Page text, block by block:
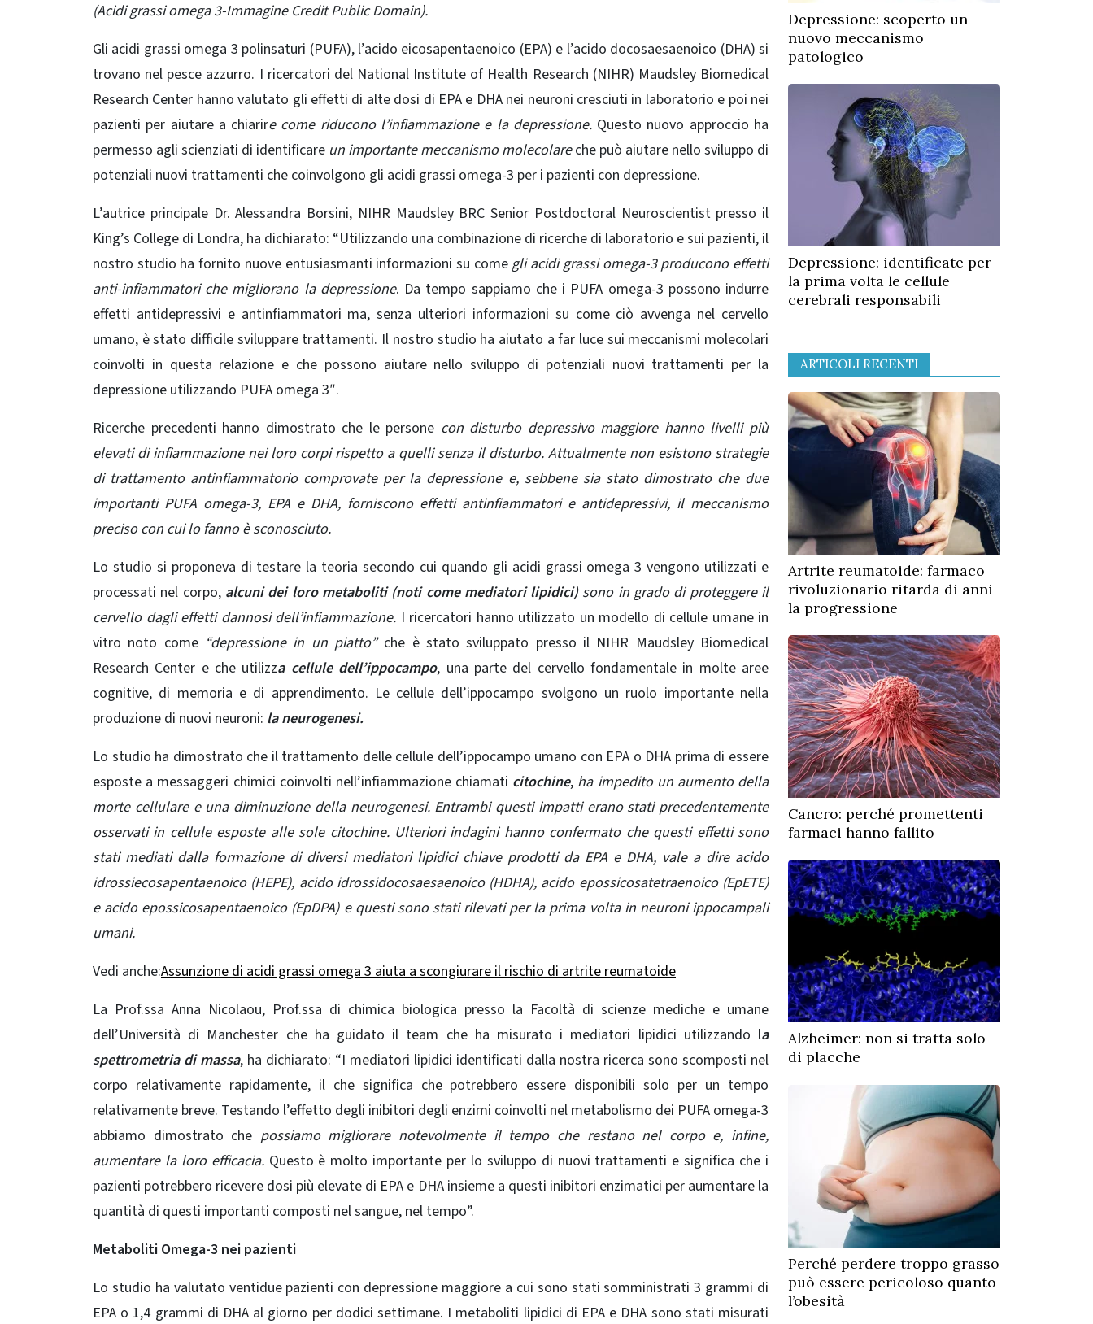
(Acidi grassi omega 3-Immagine Credit Public Domain).
Gli acidi grassi omega 3 polinsaturi (PUFA), l’acido eicosapentaenoico (EPA) e l’acido docosaesaenoico (DHA) si
trovano nel pesce azzurro. I ricercatori del National Institute of Health Research (NIHR) Maudsley Biomedical
Research Center hanno valutato gli effetti di alte dosi di EPA e DHA nei neuroni cresciuti in laboratorio e poi nei
pazienti per aiutare a chiarire come riducono l’infiammazione e la depressione.Questo nuovo approccio ha
permesso agli scienziati di identificare un importante meccanismo molecolareche può aiutare nello sviluppo di
potenziali nuovi trattamenti che coinvolgono gli acidi grassi omega-3 per i pazienti con depressione.
L’autrice principale Dr. Alessandra Borsini, NIHR Maudsley BRC Senior Postdoctoral Neuroscientist presso il
King’s College di Londra, ha dichiarato: “Utilizzando una combinazione di ricerche di laboratorio e sui pazienti, il
nostro studio ha fornito nuove entusiasmanti informazioni su comegli acidi grassi omega-3producono effetti
anti-infiammatori che migliorano la depressione. Da tempo sappiamo che i PUFA omega-3 possono indurre
effetti antidepressivi e antinfiammatori ma, senza ulteriori informazioni su come ciò avvenga nel cervello
umano, è stato difficile sviluppare trattamenti. Il nostro studio ha aiutato a far luce sui meccanismi molecolari
coinvolti in questa relazione e che possono aiutare nello sviluppo di potenziali nuovi trattamenti per la
depressione utilizzando PUFA omega 3″.
Ricerche precedenti hanno dimostrato che le persone con disturbo depressivo maggiore hanno livelli più
elevati di infiammazione nei loro corpi rispetto a quelli senza il disturbo. Attualmente non esistono strategie
di trattamento antinfiammatorio comprovate per la depressione e, sebbene sia stato dimostrato che due
importanti PUFA omega-3, EPA e DHA, forniscono effetti antinfiammatori e antidepressivi, il meccanismo
preciso con cui lo fanno è sconosciuto.
Lo studio si proponeva di testare la teoria secondo cui quando gli acidi grassi omega 3 vengono utilizzati e
processati nel corpo, alcuni dei loro metaboliti (noti come mediatori lipidici)sono in grado di proteggere il
cervello dagli effetti dannosi dell’infiammazione. I ricercatori hanno utilizzato un modello di cellule umane in
vitro noto come“depressione in un piatto”che è stato sviluppato presso il NIHR Maudsley Biomedical
Research Center e che utilizza cellule dell’ippocampo, una parte del cervello fondamentale in molte aree
cognitive, di memoria e di apprendimento. Le cellule dell’ippocampo svolgono un ruolo importante nella
produzione di nuovi neuroni: la neurogenesi.
Lo studio ha dimostrato che il trattamento delle cellule dell’ippocampo umano con EPA o DHA prima di essere
esposte a messaggeri chimici coinvolti nell’infiammazione chiamati citochine, ha impedito un aumento della
morte cellulare e una diminuzione della neurogenesi. Entrambi questi impatti erano stati precedentemente
osservati in cellule esposte alle sole citochine. Ulteriori indagini hanno confermato che questi effetti sono
stati mediati dalla formazione di diversi mediatori lipidici chiave prodotti da EPA e DHA, vale a dire acido
idrossiecosapentaenoico (HEPE), acido idrossidocosaesaenoico (HDHA), acido epossicosatetraenoico (EpETE)
e acido epossicosapentaenoico (EpDPA) e questi sono stati rilevati per la prima volta in neuroni ippocampali
umani.
Vedi anche:Assunzione di acidi grassi omega 3 aiuta a scongiurare il rischio di artrite reumatoide
La Prof.ssa Anna Nicolaou, Prof.ssa di chimica biologica presso la Facoltà di scienze mediche e umane
dell’Università di Manchester che ha guidato il team che ha misurato i mediatori lipidici utilizzando la
spettrometria di massa, ha dichiarato: “I mediatori lipidici identificati dalla nostra ricerca sono scomposti nel
corpo relativamente rapidamente, il che significa che potrebbero essere disponibili solo per un tempo
relativamente breve. Testando l’effetto degli inibitori degli enzimi coinvolti nel metabolismo dei PUFA omega-3
abbiamo dimostrato che possiamo migliorare notevolmente il tempo che restano nel corpo e, infine,
aumentare la loro efficacia.Questo è molto importante per lo sviluppo di nuovi trattamenti e significa che i
pazienti potrebbero ricevere dosi più elevate di EPA e DHA insieme a questi inibitori enzimatici per aumentare la
quantità di questi importanti composti nel sangue, nel tempo”.
Metaboliti Omega-3 nei pazienti
Lo studio ha valutato ventidue pazienti con depressione maggiore a cui sono stati somministrati 3 grammi di
EPA o 1,4 grammi di DHA al giorno per dodici settimane. I metaboliti lipidici di EPA e DHA sono stati misurati
Depressione: scoperto un
nuovo meccanismo
patologico
Depressione: identificate per
la prima volta le cellule
cerebrali responsabili
ARTICOLI RECENTI
Artrite reumatoide: farmaco
rivoluzionario ritarda di anni
la progressione
Cancro: perché promettenti
farmaci hanno fallito
Alzheimer: non si tratta solo
di placche
Perché perdere troppo grasso
può essere pericoloso quanto
l’obesità